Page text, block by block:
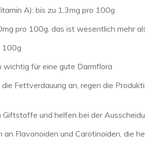
A): bis zu 1,3mg pro 100g
pro 100g, das ist wesentlich mehr
100g
wichtig für eine gute Darmflora
die Fettverdauung an, regen die
Giftstoffe und helfen bei der
an Flavonoiden und Carotinoiden, die